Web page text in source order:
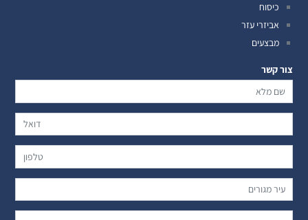
כיסוח
אביזרי עזר
מבצעים
צור קשר